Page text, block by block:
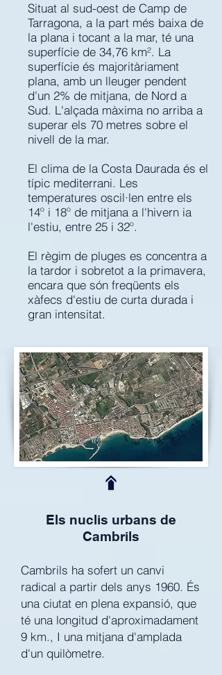
Situat al sud-oest de Camp de
Tarragona, a la part més baixa de
la plana i tocant a la mar, té una
superfície de 34,76 km². La
superfície és majoritàriament
plana, amb un lleuger pendent
d'un 2% de mitjana, de Nord a
Sud. L'alçada màxima no arriba a
superar els 70 metres sobre el
nivell de la mar.
El clima de la Costa Daurada és el
típic mediterrani. Les
temperatures oscil·len entre els
14º i 18º de mitjana a l'hivern ia
l'estiu, entre 25 i 32º.
El règim de pluges es concentra a
la tardor i sobretot a la primavera,
encara que són freqüents els
xàfecs d'estiu de curta durada i
gran intensitat.
Els nuclis urbans de
Cambrils
Cambrils ha sofert un canvi
radical a partir dels anys 1960. És
una ciutat en plena expansió, que
té una longitud d'aproximadament
9 km., I una mitjana d'amplada
d'un quilòmetre.